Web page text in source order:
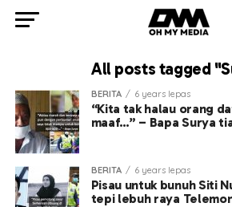
All posts tagged
BERITA 6 years lepas
“Kita tak halau orang
maaf…” – Bapa Surya
BERITA 6 years lepas
Pisau untuk bunuh Siti
tepi lebuh raya